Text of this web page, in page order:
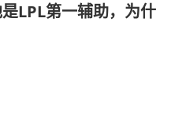
LPL第一辅助，为什